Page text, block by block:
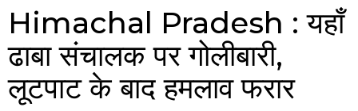
Himachal Pradesh : यहाँ
ढाबा संचालक पर गोलीबारी,
लूटपाट के बाद हमलाव फरार